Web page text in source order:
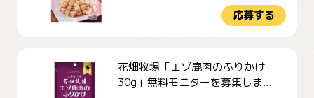
応募する
花畑牧場「エゾ鹿肉のふりかけ
30g」無料モニターを募集しま...